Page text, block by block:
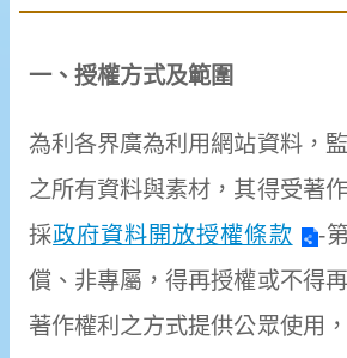
一、授權方式及範圍
為利各界廣為利用網站資料，
之所有資料與素材，其得受著
採政府資料開放授權條款
-
償、非專屬，得再授權或不得
著作權利之方式提供公眾使用